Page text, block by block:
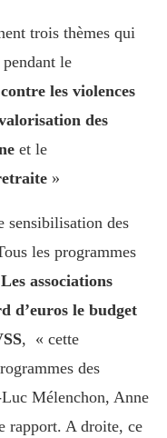
trois thèmes qui
le
les violences
des
et le
»
sensibilisation des
les programmes
Les associations
d’euros le budget
, « cette
des
Luc Mélenchon, Anne
rapport. A droite, ce